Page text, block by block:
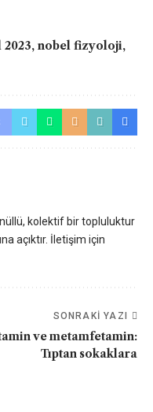
2023, nobel fizyoloji,
kolektif bir topluluktur
açıktır. İletişim için
SONRAKI YAZI
ve metamfetamin:
Tıptan sokaklara